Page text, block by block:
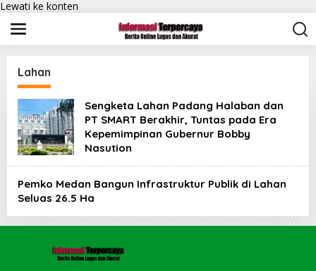
Lewati ke konten
Lahan
Sengketa Lahan Padang Halaban dan
PT SMART Berakhir, Tuntas pada Era
Kepemimpinan Gubernur Bobby
Nasution
Pemko Medan Bangun Infrastruktur Publik di Lahan
Seluas 26.5 Ha